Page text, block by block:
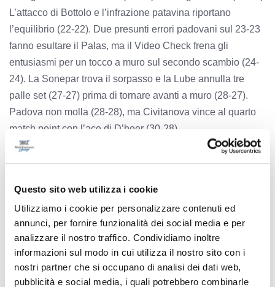
Questo sito web utilizza i cookie
Utilizziamo i cookie per personalizzare contenuti ed
annunci, per fornire funzionalità dei social media e per
analizzare il nostro traffico. Condividiamo inoltre
informazioni sul modo in cui utilizza il nostro sito con i
nostri partner che si occupano di analisi dei dati web,
pubblicità e social media, i quali potrebbero combinarle
L’attacco di Bottolo e l’infrazione patavina riportano
l’equilibrio (22-22). Due presunti errori padovani sul 23-23
fanno esultare il Palas, ma il Video Check frena gli
entusiasmi per un tocco a muro sul secondo scambio (24-
24). La Sonepar trova il sorpasso e la Lube annulla tre
palle set (27-27) prima di tornare avanti a muro (28-27).
Padova non molla (28-28), ma Civitanova vince al quarto
match point con l’ace di D’heer (30-28).
Cucine Lube Civitanova – Sonepar Padova 3-0 (25-17,
CIVITANOVA:Boninfante 3, Bottolo 14, Gargiulo 9,
Loeppky 8, Nikolov 16, Tenorio ne, Bisotto (L) ne, Orduna
ne, Balaso (L), Kukartsev 1. D’Heer 5, Podrascanin ne,
Duflos-Rossi. All. Medei.